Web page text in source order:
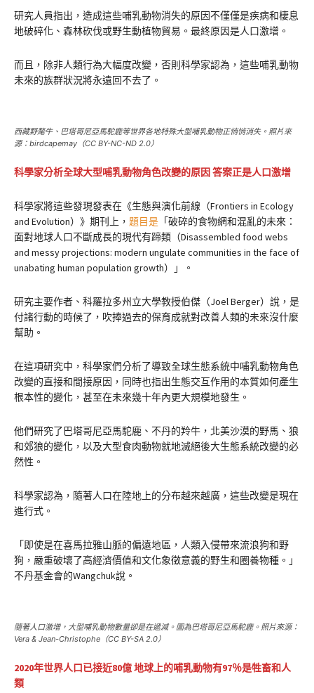
研究人員指出，造成這些哺乳動物消失的原因不僅僅是疾病和棲息
地破碎化、森林砍伐或野生動植物貿易。最終原因是人口激增。
而且，除非人類行為大幅度改變，否則科學家認為，這些哺乳動物
未來的族群狀況將永遠回不去了。
西藏野氂牛、巴塔哥尼亞馬駝鹿等世界各地特殊大型哺乳動物正悄悄消失。照片來
源：birdcapemay（CC BY-NC-ND 2.0）
科學家分析全球大型哺乳動物角色改變的原因 答案正是人口激增
科學家將這些發現發表在《生態與演化前線（Frontiers in Ecology
and Evolution）》期刊上， 題目是 「破碎的食物網和混亂的未來：
面對地球人口不斷成長的現代有蹄類（Disassembled food webs
and messy projections: modern ungulate communities in the face of
unabating human population growth）」。
研究主要作者、科羅拉多州立大學教授伯傑（Joel Berger）說，是
付諸行動的時候了，吹捧過去的保育成就對改善人類的未來沒什麼
幫助。
在這項研究中，科學家們分析了導致全球生態系統中哺乳動物角色
改變的直接和間接原因，同時也指出生態交互作用的本質如何產生
根本性的變化，甚至在未來幾十年內更大規模地發生。
他們研究了巴塔哥尼亞馬駝鹿、不丹的羚牛，北美沙漠的野馬、狼
和郊狼的變化，以及大型食肉動物就地滅絕後大生態系統改變的必
然性。
科學家認為，隨著人口在陸地上的分布越來越廣，這些改變是現在
進行式。
「即使是在喜馬拉雅山脈的偏遠地區，人類入侵帶來流浪狗和野
狗，嚴重破壞了高經濟價值和文化象徵意義的野生和圈養物種。」
不丹基金會的Wangchuk說。
隨著人口激增，大型哺乳動物數量卻是在遞減。圖為巴塔哥尼亞馬駝鹿。照片來源：
Vera & Jean-Christophe（CC BY-SA 2.0）
2020年世界人口已接近80億 地球上的哺乳動物有97％是牲畜和人
類